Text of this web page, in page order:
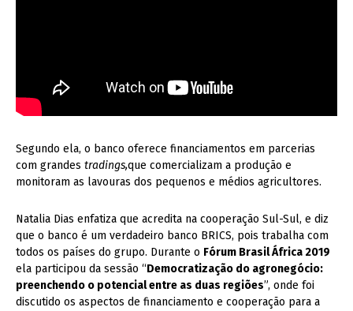
Segundo ela, o banco oferece financiamentos em parcerias
com grandes tradings,que comercializam a produção e
monitoram as lavouras dos pequenos e médios agricultores.
Natalia Dias enfatiza que acredita na cooperação Sul-Sul, e diz
que o banco é um verdadeiro banco BRICS, pois trabalha com
todos os países do grupo. Durante o Fórum Brasil África 2019
ela participou da sessão “Democratização do agronegócio:
preenchendo o potencial entre as duas regiões”, onde foi
discutido os aspectos de financiamento e cooperação para a